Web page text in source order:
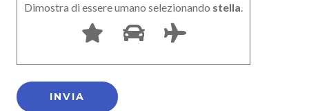
Dimostra di essere umano selezionando stella.